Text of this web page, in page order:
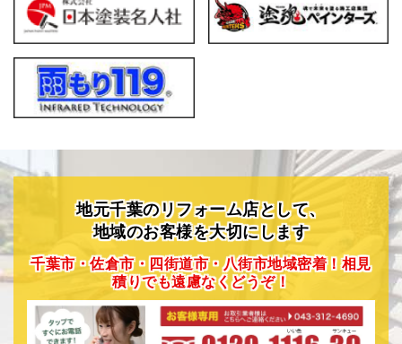
地元千葉のリフォーム店として、
地域のお客様を大切にします
千葉市・佐倉市・四街道市・八街市地域密着！相見
積りでも遠慮なくどうぞ！